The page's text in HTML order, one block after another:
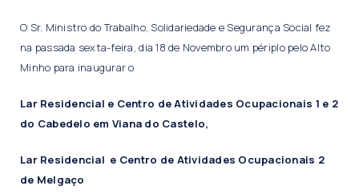
O Sr. Ministro do Trabalho, Solidariedade e Segurança Social fez
na passada sexta-feira, dia 18 de Novembro um périplo pelo Alto
Minho para inaugurar o
Lar Residencial e Centro de Atividades Ocupacionais 1 e 2
do Cabedelo em Viana do Castelo,
Lar Residencial e Centro de Atividades Ocupacionais 2
de Melgaço